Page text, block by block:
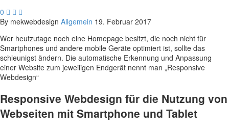
0   
By mekwebdesign Allgemein 19. Februar 2017
Wer heutzutage noch eine Homepage besitzt, die noch nicht für
Smartphones und andere mobile Geräte optimiert ist, sollte das
schleunigst ändern. Die automatische Erkennung und Anpassung
einer Website zum jeweiligen Endgerät nennt man „Responsive
Webdesign“
Responsive Webdesign für die Nutzung von
Webseiten mit Smartphone und Tablet